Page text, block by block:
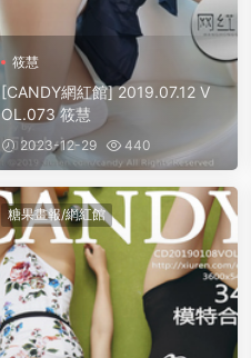
筱慧
[CANDY網紅館] 2019.07.12 V
OL.073 筱慧
2023-12-29 440
糖果畫報/網紅館